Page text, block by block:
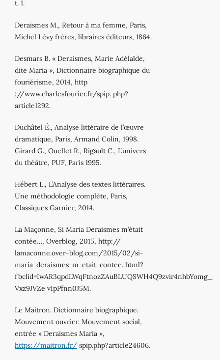
t. 1.
Deraismes M., Retour à ma femme, Paris,
Michel Lévy frères, libraires éditeurs, 1864.
Desmars B. « Deraismes, Marie Adélaïde,
dite Maria », Dictionnaire biographique du
fouriérisme, 2014, http
://www.charlesfourier.fr/spip. php?
article1292.
Duchâtel É., Analyse littéraire de l’œuvre
dramatique, Paris, Armand Colin, 1998.
Girard G., Ouellet R., Rigault C., L’univers
du théâtre, PUF, Paris 1995.
Hébert L., L’Analyse des textes littéraires.
Une méthodologie complète, Paris,
Classiques Garnier, 2014.
La Maçonne, Si Maria Deraismes m’était
contée…, Overblog, 2015, http://
lamaconne.over-blog.com/2015/02/si-
maria-deraismes-m-etait-contee. html?
fbclid=IwAR3qpdLWqFtnozZAuBLUQSWH4Q9zvir4nhbYomg_
Vxz9JVZe vIpPfnn0J5M.
Le Maitron. Dictionnaire biographique.
Mouvement ouvrier. Mouvement social,
entrée « Deraismes Maria »,
https://maitron.fr/spip.php?article24606.